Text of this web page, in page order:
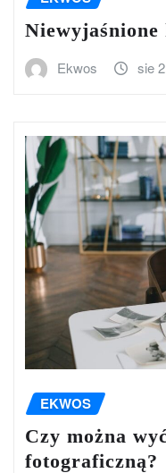
Niewyjaśnione
Ekwos sie
EKWOS
Czy można
fotograficzną?